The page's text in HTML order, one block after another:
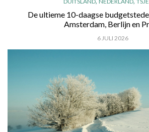
De ultieme 10-daagse
Amsterdam, Berlijn en
6 JULI 2026